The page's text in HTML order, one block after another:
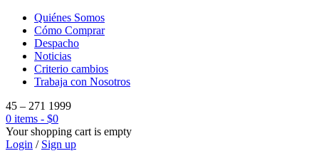
Quiénes Somos
Cómo Comprar
Despacho
Noticias
Criterio cambios
Trabaja con Nosotros
45 – 271 1999
0 items - $0
Your shopping cart is empty
Login / Sign up